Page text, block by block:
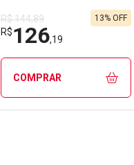
R$ 144,89
R$126,19
13% OFF
COMPRAR